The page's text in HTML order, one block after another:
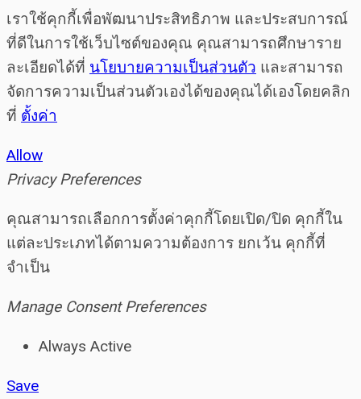
เราใช้คุกกี้เพื่อพัฒนาประสิทธิภาพ และประสบการณ์
ที่ดีในการใช้เว็บไซต์ของคุณ คุณสามารถศึกษาราย
ละเอียดได้ที่ นโยบายความเป็นส่วนตัว และสามารถ
จัดการความเป็นส่วนตัวเองได้ของคุณได้เองโดยคลิก
ที่ ตั้งค่า
Allow
Privacy Preferences
คุณสามารถเลือกการตั้งค่าคุกกี้โดยเปิด/ปิด คุกกี้ใน
แต่ละประเภทได้ตามความต้องการ ยกเว้น คุกกี้ที่
จำเป็น
Manage Consent Preferences
Always Active
Save